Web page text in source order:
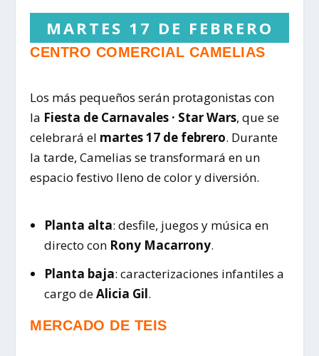
MARTES 17 DE FEBRERO
CENTRO COMERCIAL CAMELIAS
Los más pequeños serán protagonistas con
la Fiesta de Carnavales · Star Wars, que se
celebrará el martes 17 de febrero. Durante
la tarde, Camelias se transformará en un
espacio festivo lleno de color y diversión.
Planta alta: desfile, juegos y música en
directo con Rony Macarrony.
Planta baja: caracterizaciones infantiles a
cargo deAlicia Gil.
MERCADO DE TEIS